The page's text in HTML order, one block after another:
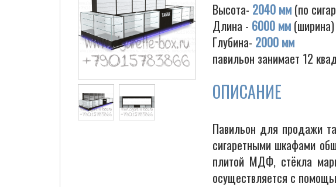
Высота- 2040 мм (по
Длина - 6000 мм (ширина)
Глубина- 2000 мм
павильон занимает 12
ОПИСАНИЕ
Павильон для продажи
сигаретными шкафами
плитой МДФ, стёкла
осуществляется с